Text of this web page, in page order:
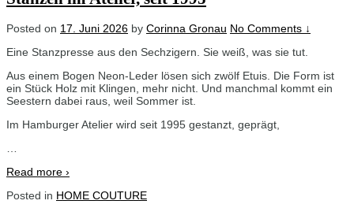
Posted on 17. Juni 2026 by Corinna Gronau No Comments ↓
Eine Stanzpresse aus den Sechzigern. Sie weiß, was sie tut.
Aus einem Bogen Neon-Leder lösen sich zwölf Etuis. Die Form ist
ein Stück Holz mit Klingen, mehr nicht. Und manchmal kommt ein
Seestern dabei raus, weil Sommer ist.
Im Hamburger Atelier wird seit 1995 gestanzt, geprägt,
…
Read more ›
Posted in HOME COUTURE